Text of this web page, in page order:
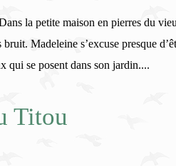
la petite maison en pierres du
bruit. Madeleine s’excuse presque
qui se posent dans son jardin....
Titou